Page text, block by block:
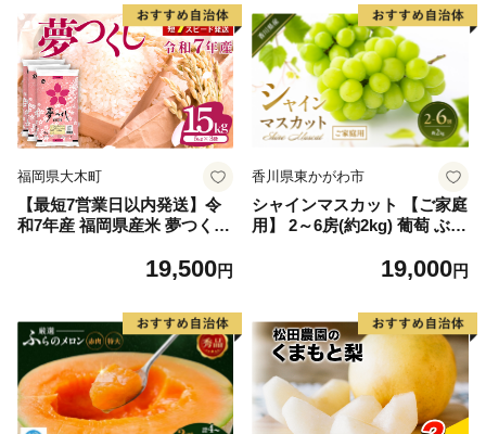
(H083106)
福岡県大木町
【最短7営業日以内発送】令
和7年産 福岡県産米 夢つくし
19,500円
香川県東かがわ市
シャインマスカット 【ご家庭
用】 2～6房(約2kg) 葡萄 ぶど
もの 果実 旬の果物 旬のフル
19,000円